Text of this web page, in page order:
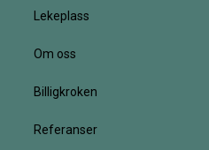
Lekeplass
Om oss
Billigkroken
Referanser